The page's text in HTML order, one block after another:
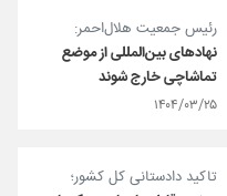
رئیس جمعیت هلال‌احمر:
نهادهای بین‌المللی از موضع
تماشاچی خارج شوند
۱۴۰۴/۰۳/۲۵
تاکید دادستانی کل کشور؛